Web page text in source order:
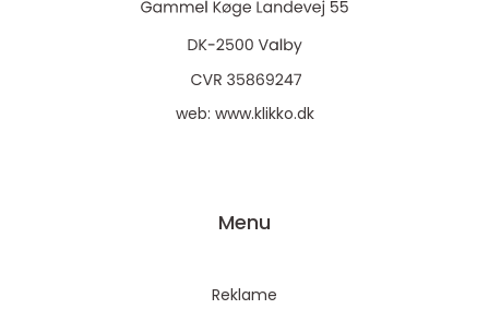
web: www.klikko.dk
Menu
Reklame